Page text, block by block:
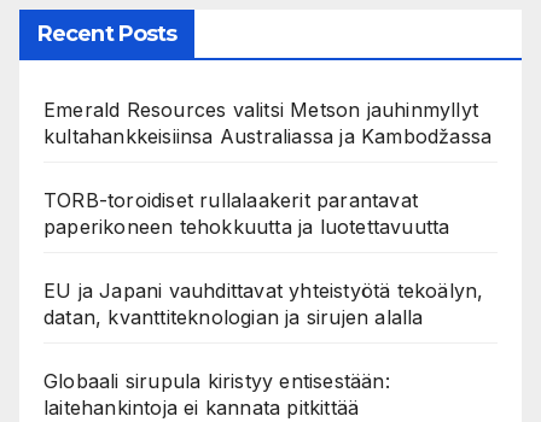
Recent Posts
Emerald Resources valitsi Metson jauhinmyllyt
kultahankkeisiinsa Australiassa ja Kambodžassa
TORB-toroidiset rullalaakerit parantavat
paperikoneen tehokkuutta ja luotettavuutta
EU ja Japani vauhdittavat yhteistyötä tekoälyn,
datan, kvanttiteknologian ja sirujen alalla
Globaali sirupula kiristyy entisestään:
laitehankintoja ei kannata pitkittää